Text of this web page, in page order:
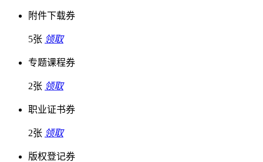
附件下载券
5张 领取
专题课程券
2张 领取
职业证书券
2张 领取
版权登记券